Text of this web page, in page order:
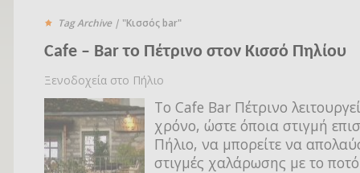
Tag Archive | "Κισσός bar"
Cafe – Bar το Πέτρινο στον Κισσό Πηλίου
Ξενοδοχεία στο Πήλιο
Το Cafe Bar Πέτρινο
χρόνο, ώστε όποια στιγμή
Πήλιο, να μπορείτε να
στιγμές χαλάρωσης με το